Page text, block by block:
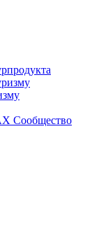
Сообщество